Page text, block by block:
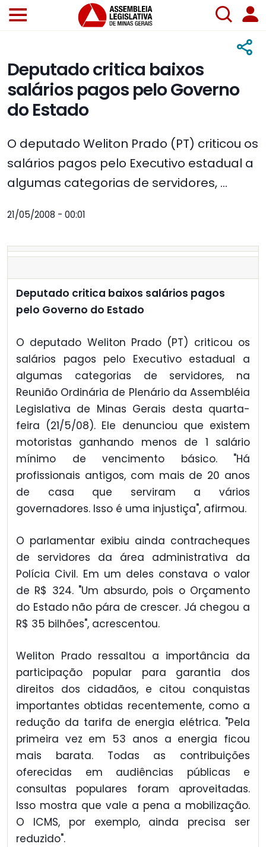
Deputado critica baixos
salários pagos pelo Governo
do Estado
O deputado Weliton Prado (PT) criticou os
salários pagos pelo Executivo estadual a
algumas categorias de servidores, ...
21/05/2008 - 00:01
Deputado critica baixos salários pagos
pelo Governo do Estado
O deputado Weliton Prado (PT) criticou os
salários pagos pelo Executivo estadual a
algumas categorias de servidores, na
Reunião Ordinária de Plenário da Assembléia
Legislativa de Minas Gerais desta quarta-
feira (21/5/08). Ele denunciou que existem
motoristas ganhando menos de 1 salário
mínimo de vencimento básico. "Há
profissionais antigos, com mais de 20 anos
de casa que serviram a vários
governadores. Isso é uma injustiça", afirmou.
O parlamentar exibiu ainda contracheques
de servidores da área administrativa da
Polícia Civil. Em um deles constava o valor
de R$ 324. "Um absurdo, pois o Orçamento
do Estado não pára de crescer. Já chegou a
R$ 35 bilhões", acrescentou.
Weliton Prado ressaltou a importância da
participação popular para garantia dos
direitos dos cidadãos, e citou conquistas
importantes obtidas recentemente, como a
redução da tarifa de energia elétrica. "Pela
primeira vez em 53 anos a energia ficou
mais barata. Todas as contribuições
oferecidas em audiências públicas e
consultas populares foram aproveitadas.
Isso mostra que vale a pena a mobilização.
O ICMS, por exemplo, ainda precisa ser
reduzido".